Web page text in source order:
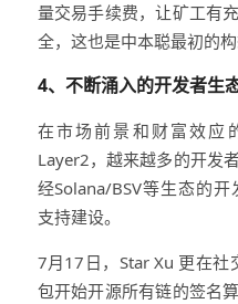
量交易手续费，让矿工有
全，这也是中本聪最初的构
4、不断涌入的开发者生
在市场前景和财富效应
Layer2，越来越多的开发
经Solana/BSV等生态的
支持建设。
7月17日，Star Xu 更在社
包开始开源所有链的签名